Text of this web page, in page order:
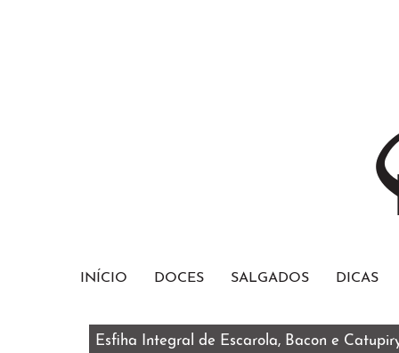
INÍCIO DOCES SALGADOS DICAS
Esfiha Integral de Escarola, Bacon e